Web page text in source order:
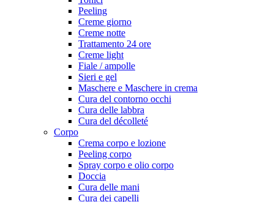
Peeling
Creme giorno
Creme notte
Trattamento 24 ore
Creme light
Fiale / ampolle
Sieri e gel
Maschere e Maschere in crema
Cura del contorno occhi
Cura delle labbra
Cura del décolleté
Corpo
Crema corpo e lozione
Peeling corpo
Spray corpo e olio corpo
Doccia
Cura delle mani
Cura dei capelli